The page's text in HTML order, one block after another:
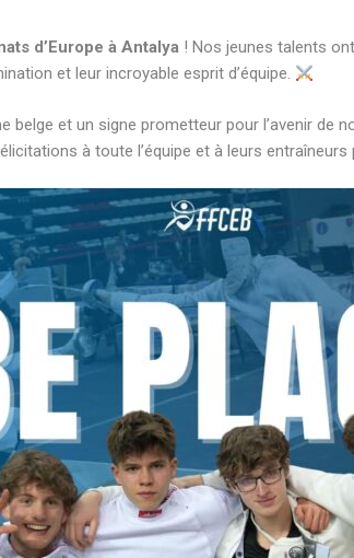
d’Europe à Antalya! Nos jeunes talents
et leur incroyable esprit d’équipe.
et un signe prometteur pour l’avenir de
à toute l’équipe et à leurs